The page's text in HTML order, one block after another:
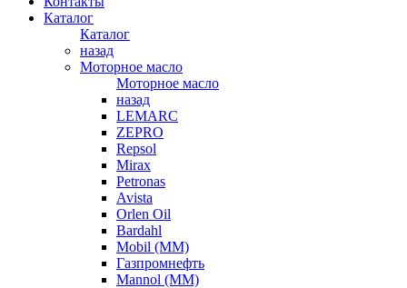
Каталог
Каталог
назад
Моторное масло
Моторное масло
назад
LEMARC
ZEPRO
Repsol
Mirax
Petronas
Avista
Orlen Oil
Bardahl
Mobil (ММ)
Газпромнефть
Mannol (ММ)